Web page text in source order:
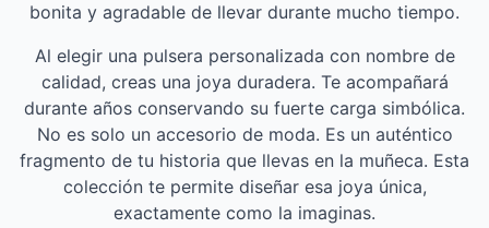
bonita y agradable de llevar durante mucho tiempo.
Al elegir una pulsera personalizada con nombre de
calidad, creas una joya duradera. Te acompañará
durante años conservando su fuerte carga simbólica.
No es solo un accesorio de moda. Es un auténtico
fragmento de tu historia que llevas en la muñeca. Esta
colección te permite diseñar esa joya única,
exactamente como la imaginas.